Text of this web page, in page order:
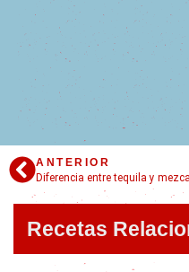
ANTERIOR
Diferencia entre tequila y mezcal
Recetas